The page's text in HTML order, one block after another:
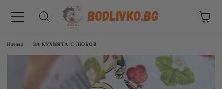
Начало ЗА КУХНЯТА С ЛЮБОВ